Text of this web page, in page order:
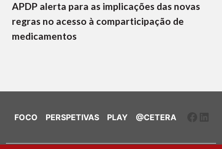
APDP alerta para as implicações das novas
regras no acesso à comparticipação de
medicamentos
FOCO PERSPETIVAS PLAY @CETERA